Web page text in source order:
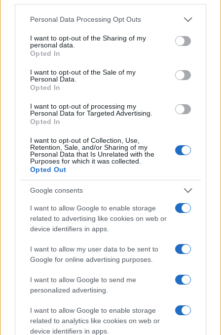
Please note that this website/app uses one or more Google
not limited to your visit or usage behaviour. You may click to
grant or deny consent to Google and its third-party tags to
use your data for below specified purposes in below Google
consent section.
Personal Data Processing Opt Outs
I want to opt-out of the Sharing of my
personal data.
Opted In
I want to opt-out of the Sale of my
Personal Data.
Opted In
I want to opt-out of processing my
Personal Data for Targeted Advertising.
Opted In
I want to opt-out of Collection, Use,
Retention, Sale, and/or Sharing of my
Personal Data that Is Unrelated with the
Purposes for which it was collected.
Opted Out
Google consents
I want to allow Google to enable storage
related to advertising like cookies on web or
device identifiers in apps.
I want to allow my user data to be sent to
Google for online advertising purposes.
I want to allow Google to send me
personalized advertising.
I want to allow Google to enable storage
related to analytics like cookies on web or
device identifiers in apps.
Vuoi rimuovere le pubblicità nazionali?
Puoi abbonarti asoli € 1,10 al mese
cliccandoqui
Sei già abbonato?
sezioneLogindal menù del sito o
cliccando
TEMI:
Bungee Jumping Abruzzo
Parete Rocciosa Alghero
Ponti Adrenalinici Basilicata
Inviaci le tue segnalazioni,
i tuoi video e le tue foto
Su WhatsApp al numero +39
345 356 7512
Notizie in tempo reale?
Entra nel canale telegram di